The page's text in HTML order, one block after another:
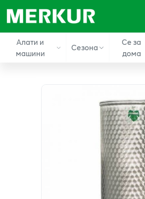
Алати и
машини
Сезона
Се за
дома